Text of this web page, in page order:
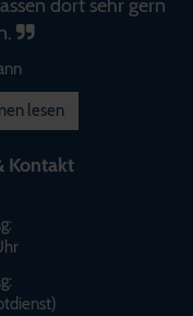
dort sehr gern
lesen
Kontakt